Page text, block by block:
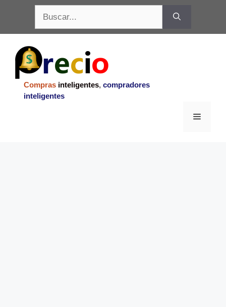
contenido
Compras inteligentes, compradores
inteligentes
Menu